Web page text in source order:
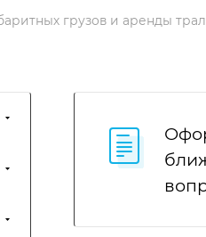
грузов и аренды